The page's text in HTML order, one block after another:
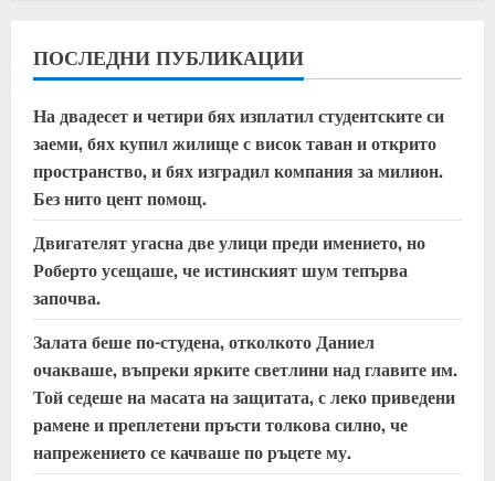
u
e
R
e
a
d
i
n
g
ПОСЛЕДНИ ПУБЛИКАЦИИ
На двадесет и четири бях изплатил студентските си
заеми, бях купил жилище с висок таван и открито
пространство, и бях изградил компания за милион.
Без нито цент помощ.
Двигателят угасна две улици преди имението, но
Роберто усещаше, че истинският шум тепърва
започва.
Залата беше по-студена, отколкото Даниел
очакваше, въпреки ярките светлини над главите им.
Той седеше на масата на защитата, с леко приведени
рамене и преплетени пръсти толкова силно, че
напрежението се качваше по ръцете му.